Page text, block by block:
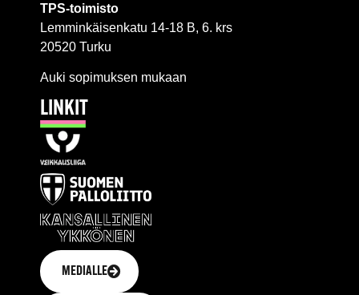
TPS-toimisto
Lemminkäisenkatu 14-18 B, 6. krs
20520 Turku
Auki sopimuksen mukaan
LINKIT
MEDIALLE